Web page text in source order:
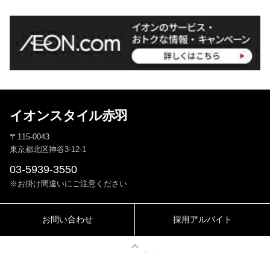
イオンスタイル赤羽
〒115-0043
東京都北区神谷3-12-1
03-5939-3550
※お掛け間違いにご注意ください
お問い合わせ 採用アルバイト